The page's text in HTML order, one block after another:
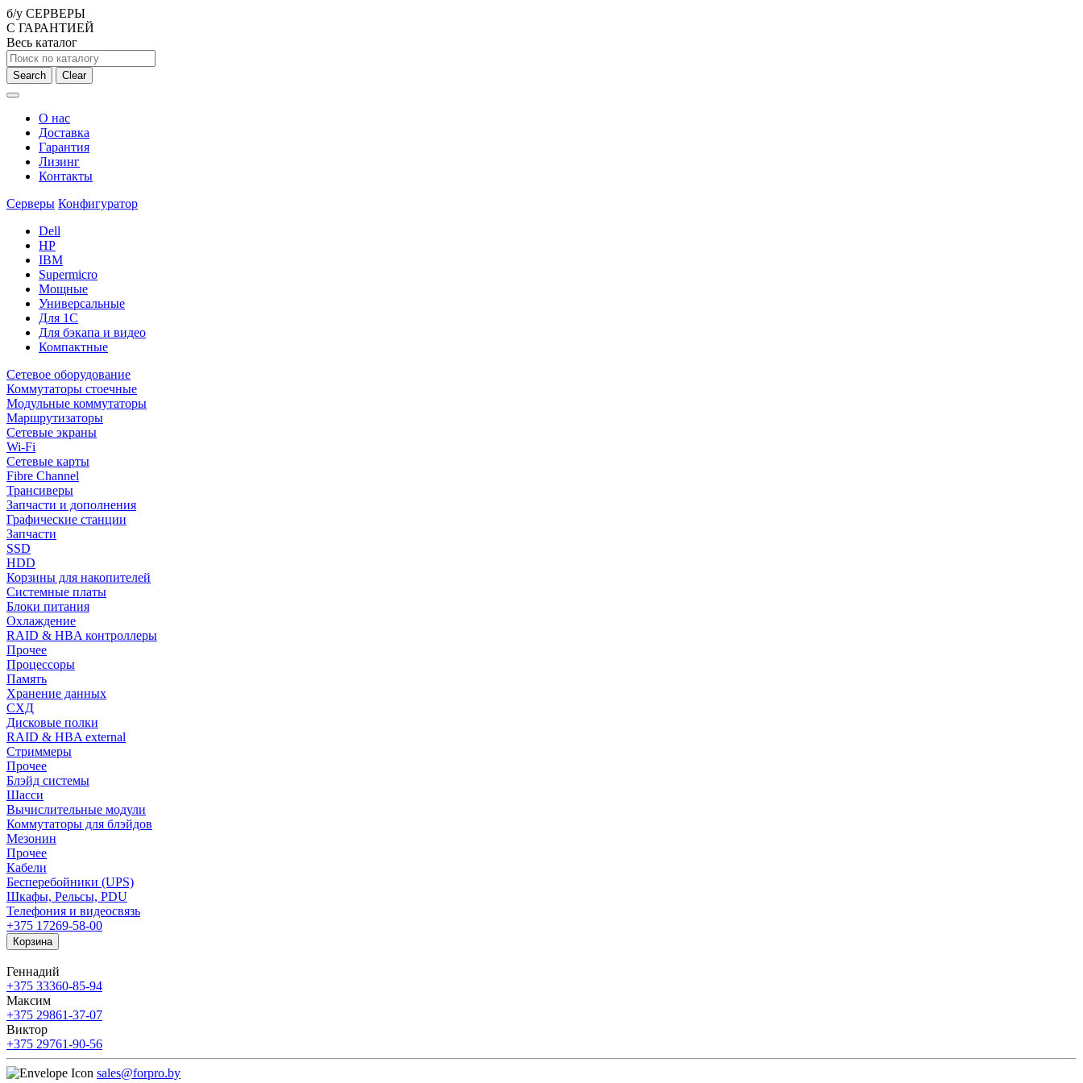
б/у СЕРВЕРЫ
С ГАРАНТИЕЙ
Весь каталог
Search Clear
О нас
Доставка
Гарантия
Лизинг
Контакты
Серверы Конфигуратор
Dell
HP
IBM
Supermicro
Мощные
Универсальные
Для 1С
Для бэкапа и видео
Компактные
Сетевое оборудование
Коммутаторы стоечные
Модульные коммутаторы
Маршрутизаторы
Сетевые экраны
Wi-Fi
Сетевые карты
Fibre Channel
Трансиверы
Запчасти и дополнения
Графические станции
Запчасти
SSD
HDD
Корзины для накопителей
Системные платы
Блоки питания
Охлаждение
RAID & HBA контроллеры
Прочее
Процессоры
Память
Хранение данных
СХД
Дисковые полки
RAID & HBA external
Стриммеры
Прочее
Блэйд системы
Шасси
Вычислительные модули
Коммутаторы для блэйдов
Мезонин
Прочее
Кабели
Бесперебойники (UPS)
Шкафы, Рельсы, PDU
Телефония и видеосвязь
+375 17269-58-00
Корзина
Геннадий
+375 33360-85-94
Максим
+375 29861-37-07
Виктор
+375 29761-90-56
sales@forpro.by